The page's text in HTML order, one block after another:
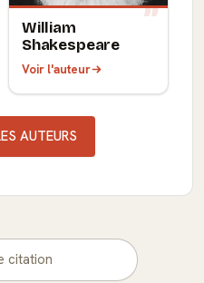
William
Shakespeare
Voir l'auteur
AUTEURS